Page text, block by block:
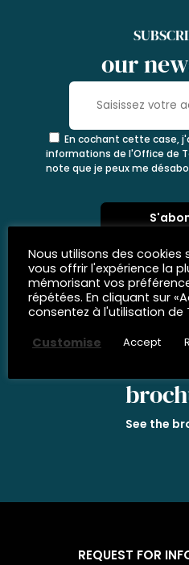
our
En cochant cette case,
informations de l'Office de
note que je peux me
See the
REQUEST FOR
Nous utilisons des cookies
vous offrir l'expérience la
mémorisant vos
répétées. En cliquant sur
consentez à l'utilisation de
Customise
Accept